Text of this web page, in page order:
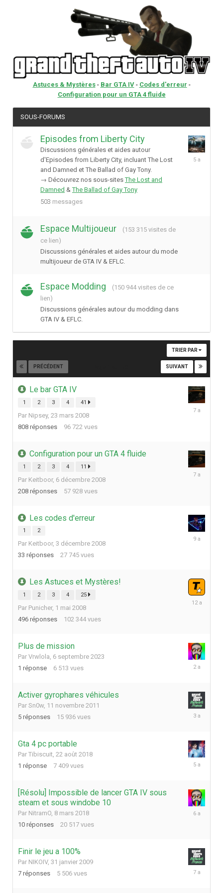
Astuces & Mystères - Bar GTA IV - Codes d'erreur -
Configuration pour un GTA 4 fluide
SOUS-FORUMS
Episodes from Liberty City
Discussions générales et aides autour
d'Episodes from Liberty City, incluant The Lost
and Damned et The Ballad of Gay Tony.
→ Découvrez nos sous-sitesThe Lost and
Damned &The Ballad of Gay Tony
503 messages
Espace Multijoueur
(153 315 visites de
ce lien)
Discussions générales et aides autour du mode
multijoueur de GTA IV & EFLC.
Espace Modding
(150 944 visites de ce
lien)
Discussions générales autour du modding dans
GTA IV & EFLC.
TRIER PAR
PRÉCÉDENT SUIVANT
Le bar GTA IV
1 2 3 4 41
Par Nipsey, 23 mars 2008
808 réponses 96 722 vues
29
Configuration pour un GTA 4 fluide
1 2 3 4 11
Par Keitboor, 6 décembre 2008
208 réponses 57 928 vues
24
Les codes d'erreur
1 2
Par Keitboor, 3 décembre 2008
33 réponses 27 745 vues
27
Les Astuces et Mystères!
1 2 3 4 25
Par Punicher, 1 mai 2008
496 réponses 102 344 vues
12
Plus de mission
Par Vrwlola 6 septembre 2023
1 réponse 6 513 vues
Activer gyrophares véhicules
Par Sn0w, 11 novembre 2011
5 réponses 15 936 vues
11
Gta 4 pc portable
Par Tibiscuit 22 août 2018
1 réponse 7 409 vues
[Résolu] Impossible de lancer GTA IV sous
steam et sous windobe 10
Par NitramO 8 mars 2018
10 réponses 20 517 vues
Finir le jeu a 100%
Par NIKOIV, 31 janvier 2009
7 réponses 5 506 vues
18